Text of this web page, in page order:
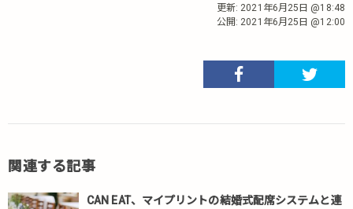
更新: 2021年6月25日 @18:48
公開: 2021年6月25日 @12:00
関連する記事
CAN EAT、マイプリントの結婚式配席システムと連